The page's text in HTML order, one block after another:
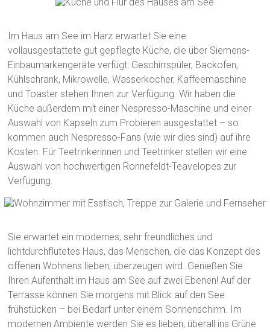
Im Haus am See im Harz erwartet Sie eine
vollausgestattete gut gepflegte Küche, die über Siemens-
Einbaumarkengeräte verfügt: Geschirrspüler, Backofen,
Kühlschrank, Mikrowelle, Wasserkocher, Kaffeemaschine
und Toaster stehen Ihnen zur Verfügung. Wir haben die
Küche außerdem mit einer Nespresso-Maschine und einer
Auswahl von Kapseln zum Probieren ausgestattet – so
kommen auch Nespresso-Fans (wie wir dies sind) auf ihre
Kosten. Für Teetrinkerinnen und Teetrinker stellen wir eine
Auswahl von hochwertigen Ronnefeldt-Teavelopes zur
Verfügung.
Sie erwartet ein modernes, sehr freundliches und
lichtdurchflutetes Haus, das Menschen, die das Konzept des
offenen Wohnens lieben, überzeugen wird. Genießen Sie
Ihren Aufenthalt im Haus am See auf zwei Ebenen! Auf der
Terrasse können Sie morgens mit Blick auf den See
frühstücken – bei Bedarf unter einem Sonnenschirm. Im
modernen Ambiente werden Sie es lieben, überall ins Grüne